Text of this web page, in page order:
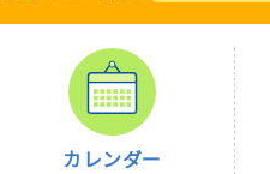
カレンダー